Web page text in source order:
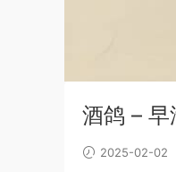
酒鸽 – 早
2025-02-02